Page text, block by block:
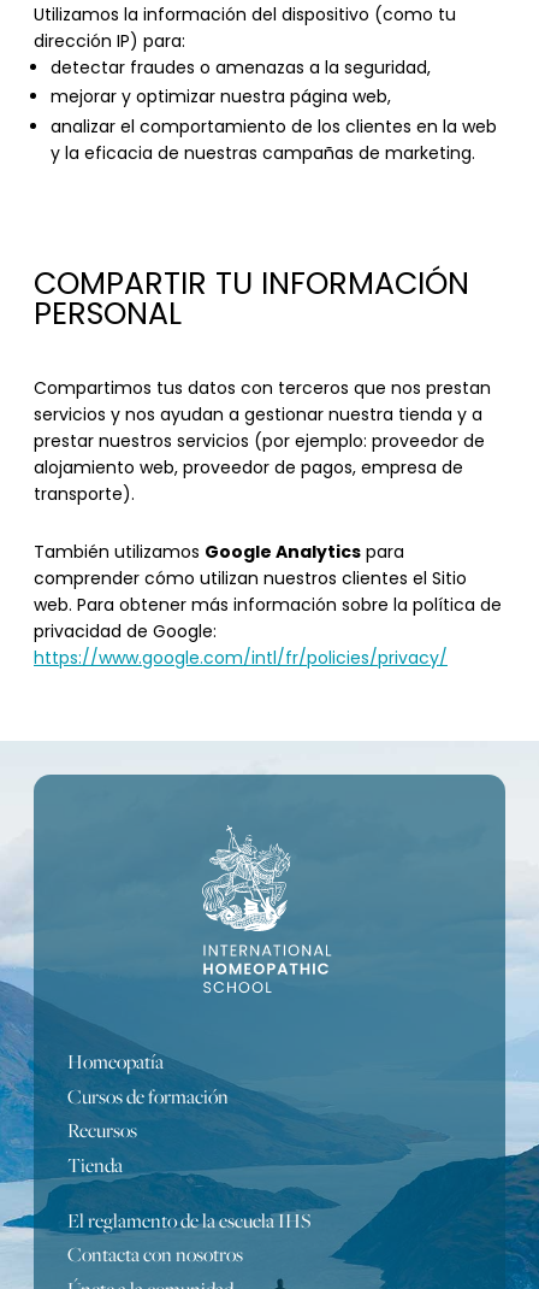
Utilizamos la información del dispositivo (como tu
dirección IP) para:
detectar fraudes o amenazas a la seguridad,
mejorar y optimizar nuestra página web,
analizar el comportamiento de los clientes en la web
y la eficacia de nuestras campañas de marketing.
COMPARTIR TU INFORMACIÓN
PERSONAL
Compartimos tus datos con terceros que nos prestan
servicios y nos ayudan a gestionar nuestra tienda y a
prestar nuestros servicios (por ejemplo: proveedor de
alojamiento web, proveedor de pagos, empresa de
transporte).
También utilizamos Google Analyticspara
comprender cómo utilizan nuestros clientes el Sitio
web. Para obtener más información sobre la política de
privacidad de Google:
https://www.google.com/intl/fr/policies/privacy/
Homeopatía
Cursos de formación
Recursos
Tienda
El reglamento de la escuela IHS
Contacta con nosotros